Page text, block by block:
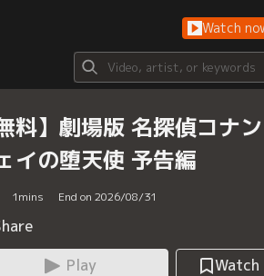
Watch
料】劇場版 名探偵コナ
イの堕天使 予告編
1mins End on 2026/08/31
Play